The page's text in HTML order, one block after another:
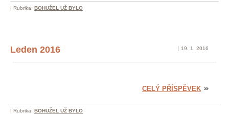
| Rubrika: BOHUŽEL UŽ BYLO
Leden 2016 19. 1. 2016
CELÝ PŘÍSPĚVEK
| Rubrika: BOHUŽEL UŽ BYLO